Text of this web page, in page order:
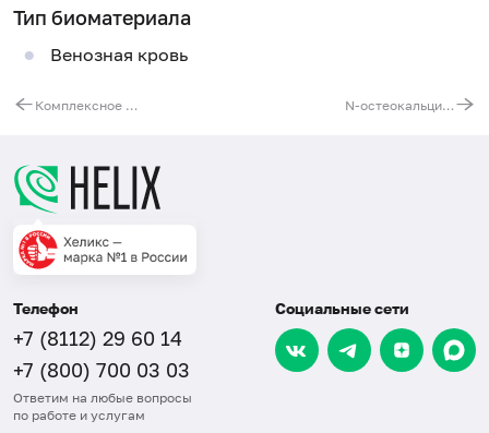
Тип биоматериала
Венозная кровь
Комплексное исследование функциональной активности фактора фон Виллебранда (WF:Co/AG и vWF:CBA/AG) N-остеокальцин - маркер костного ремоделирования
Телефон
+7 (8112) 29 60 14
+7 (800) 700 03 03
Ответим на любые вопросы
по работе и услугам
Социальные сети